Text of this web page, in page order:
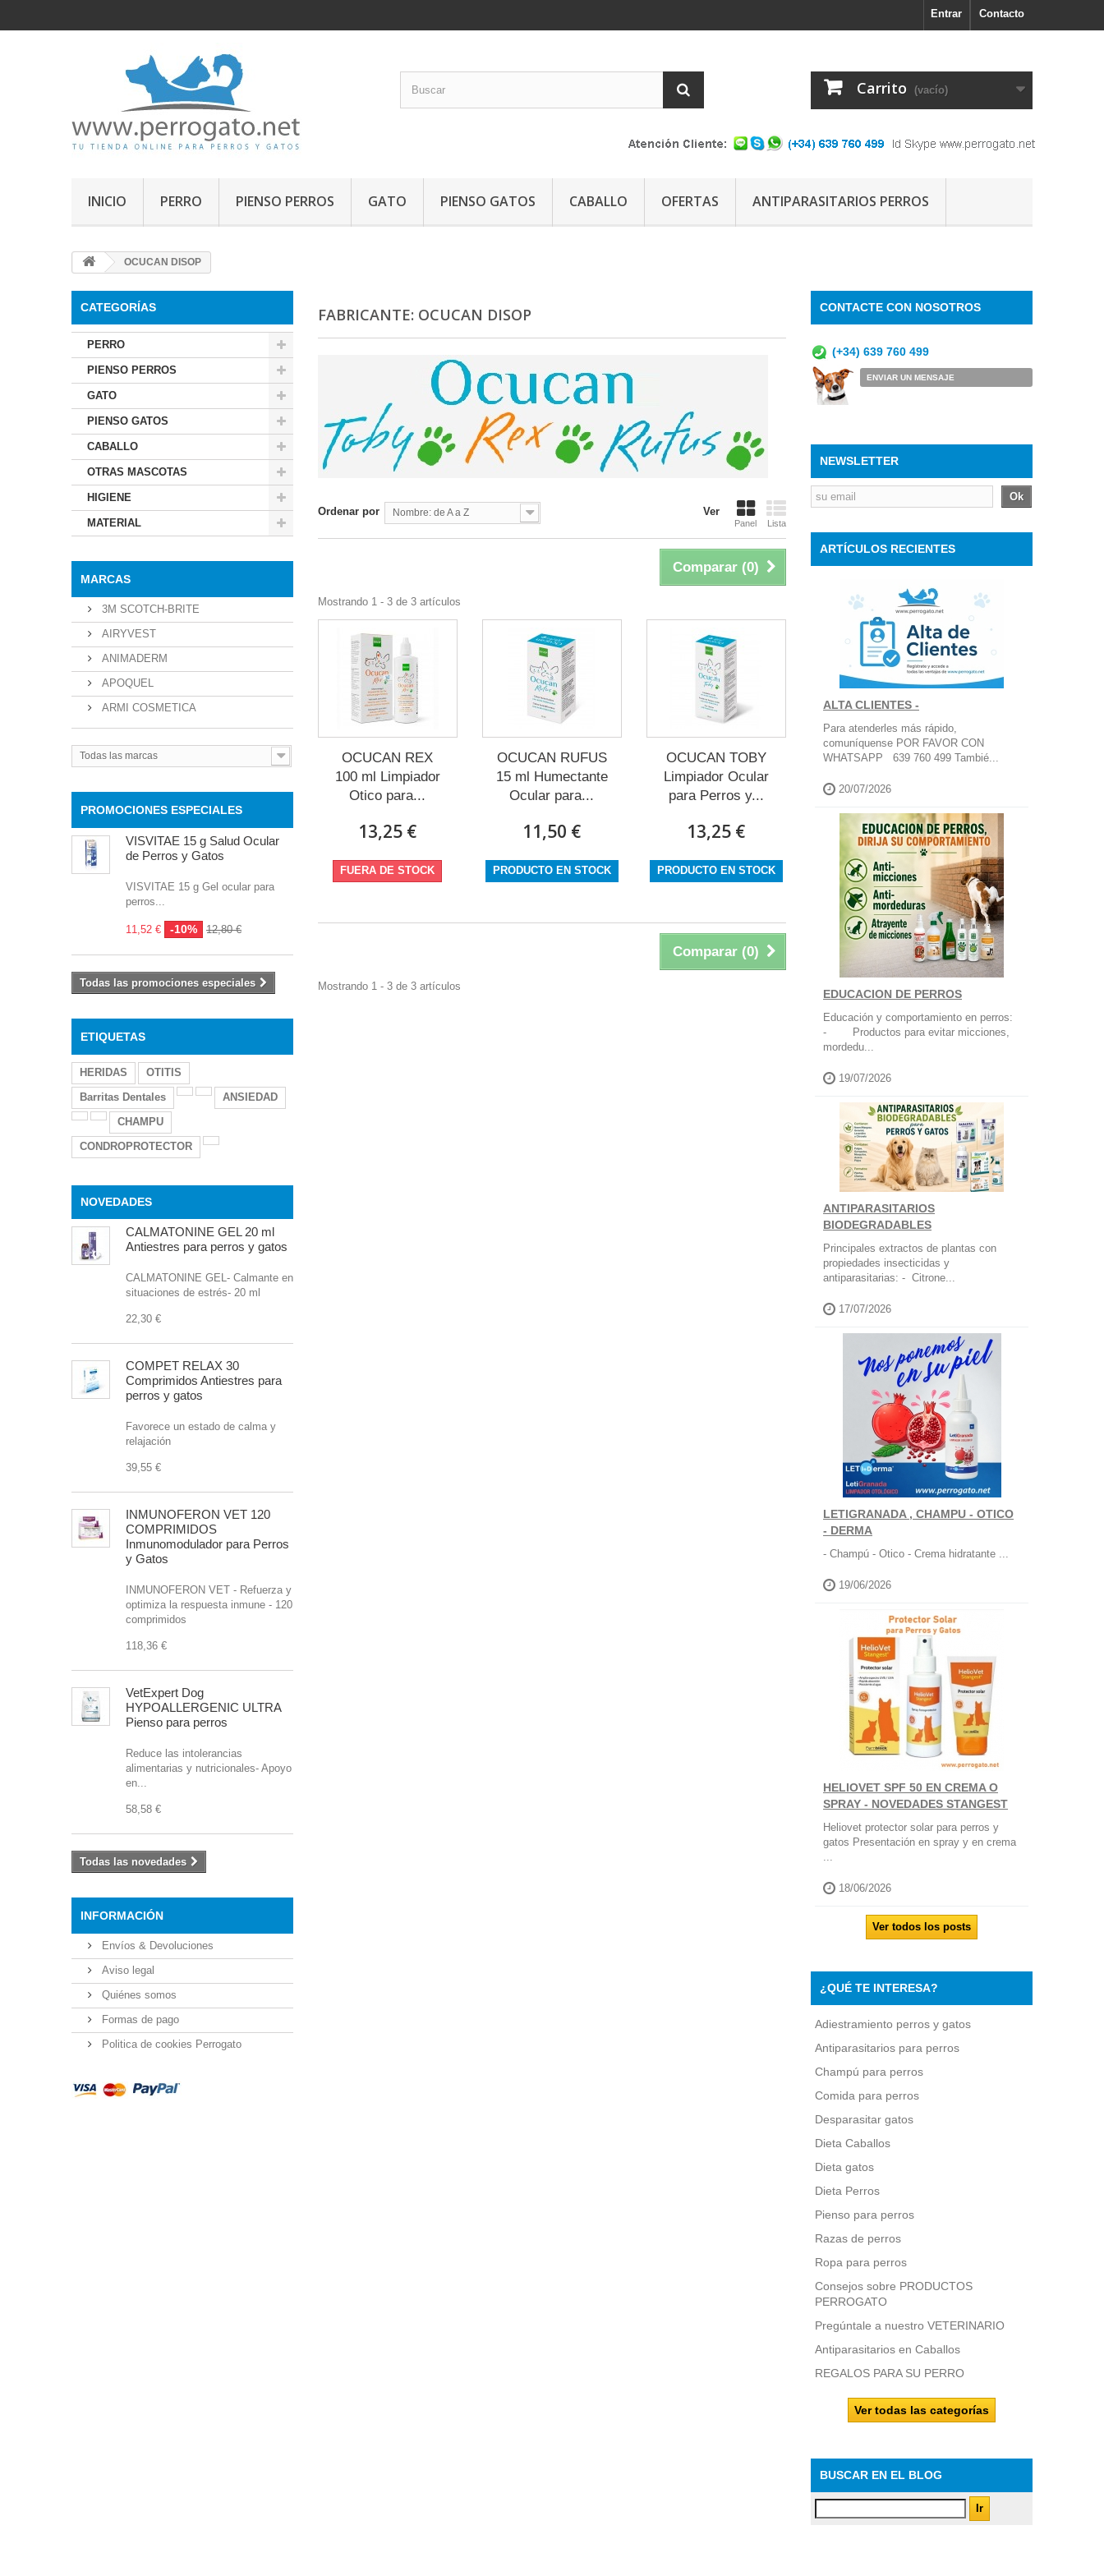
Contacto
Entrar
Carrito (vacío)
INICIO PERRO PIENSO PERROS GATO PIENSO GATOS CABALLO OFERTAS ANTIPARASITARIOS PERROS
OCUCAN DISOP
CATEGORÍAS
PERRO
PIENSO PERROS
GATO
PIENSO GATOS
CABALLO
OTRAS MASCOTAS
HIGIENE
MATERIAL
MARCAS
3M SCOTCH-BRITE
AIRYVEST
ANIMADERM
APOQUEL
ARMI COSMETICA
Todas las marcas
PROMOCIONES ESPECIALES
VISVITAE 15 g Salud Ocular
de Perros y Gatos
VISVITAE 15 g Gel ocular para
perros...
11,52 € -10% 12,80 €
Todas las promociones especiales
ETIQUETAS
HERIDAS
OTITIS
Barritas Dentales
ANSIEDAD
CHAMPU
CONDROPROTECTOR
NOVEDADES
CALMATONINE GEL 20 ml
Antiestres para perros y gatos
CALMATONINE GEL- Calmante en
situaciones de estrés- 20 ml
22,30 €
COMPET RELAX 30
Comprimidos Antiestres para
perros y gatos
Favorece un estado de calma y
relajación
39,55 €
INMUNOFERON VET 120
COMPRIMIDOS
Inmunomodulador para Perros
y Gatos
INMUNOFERON VET - Refuerza y
optimiza la respuesta inmune - 120
comprimidos
118,36 €
VetExpert Dog
HYPOALLERGENIC ULTRA
Pienso para perros
Reduce las intolerancias
alimentarias y nutricionales- Apoyo
en...
58,58 €
Todas las novedades
INFORMACIÓN
Envíos & Devoluciones
Aviso legal
Quiénes somos
Formas de pago
Politica de cookies Perrogato
FABRICANTE: OCUCAN DISOP
Ver
Panel Lista
Ordenar por Nombre: de A a Z
Comparar (0)
Mostrando 1 - 3 de 3 artículos
OCUCAN REX
100 ml Limpiador
Otico para...
13,25 €
FUERA DE STOCK
OCUCAN RUFUS
15 ml Humectante
Ocular para...
11,50 €
PRODUCTO EN STOCK
OCUCAN TOBY
Limpiador Ocular
para Perros y...
13,25 €
PRODUCTO EN STOCK
Comparar (0)
Mostrando 1 - 3 de 3 artículos
CONTACTE CON NOSOTROS
(+34) 639 760 499
ENVIAR UN MENSAJE
NEWSLETTER
Ok
ARTÍCULOS RECIENTES
ALTA CLIENTES -
Para atenderles más rápido,
comuníquense POR FAVOR CON
WHATSAPP 639 760 499 Tambié...
20/07/2026
EDUCACION DE PERROS
Educación y comportamiento en perros:
- Productos para evitar micciones,
mordedu...
19/07/2026
ANTIPARASITARIOS
BIODEGRADABLES
Principales extractos de plantas con
propiedades insecticidas y
antiparasitarias: - Citrone...
17/07/2026
LETIGRANADA , CHAMPU - OTICO
- DERMA
- Champú - Otico - Crema hidratante ...
19/06/2026
HELIOVET SPF 50 EN CREMA O
SPRAY - NOVEDADES STANGEST
Heliovet protector solar para perros y
gatos Presentación en spray y en crema
...
18/06/2026
Ver todos los posts
¿QUÉ TE INTERESA?
Adiestramiento perros y gatos
Antiparasitarios para perros
Champú para perros
Comida para perros
Desparasitar gatos
Dieta Caballos
Dieta gatos
Dieta Perros
Pienso para perros
Razas de perros
Ropa para perros
Consejos sobre PRODUCTOS
PERROGATO
Pregúntale a nuestro VETERINARIO
Antiparasitarios en Caballos
REGALOS PARA SU PERRO
Ver todas las categorías
BUSCAR EN EL BLOG